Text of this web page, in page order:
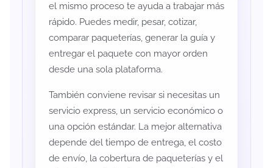
el mismo proceso te ayuda a trabajar más
rápido. Puedes medir, pesar, cotizar,
comparar paqueterías, generar la guía y
entregar el paquete con mayor orden
desde una sola plataforma.
También conviene revisar si necesitas un
servicio express, un servicio económico o
una opción estándar. La mejor alternativa
depende del tiempo de entrega, el costo
de envío, la cobertura de paqueterías y el